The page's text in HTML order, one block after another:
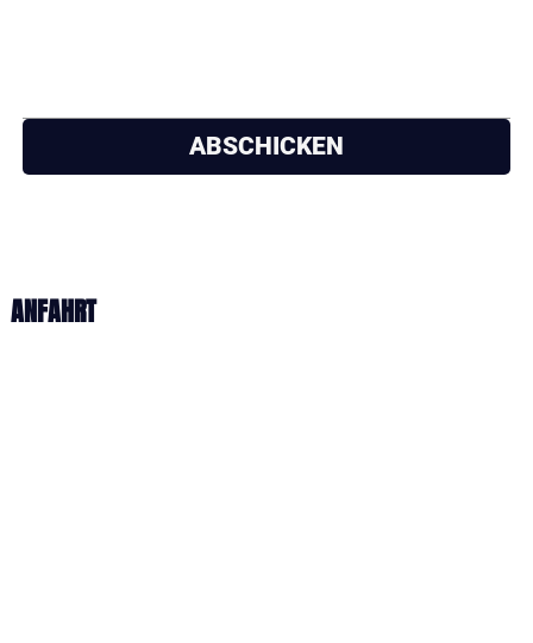
ABSCHICKEN
ANFAHRT